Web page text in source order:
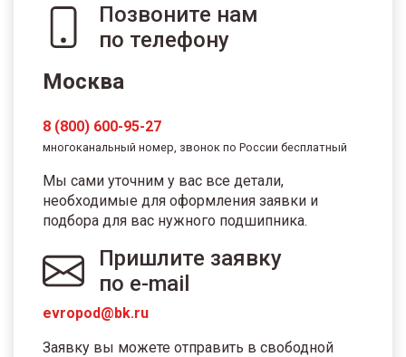
Позвоните нам
по телефону
Москва
8 (800) 600-95-27
многоканальный номер, звонок по России бесплатный
Мы сами уточним у вас все детали,
необходимые для оформления заявки и
подбора для вас нужного подшипника.
Пришлите заявку
по e-mail
evropod@bk.ru
Заявку вы можете отправить в свободной